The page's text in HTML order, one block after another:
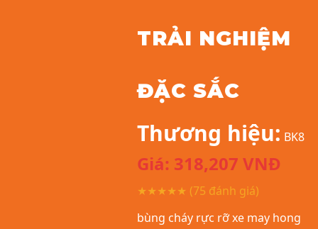
TRẢI NGHIỆM
ĐẶC SẮC
Thương hiệu: BK8
Giá: 318,207 VNĐ
★★★★★ (75 đánh giá)
bùng cháy rực rỡ xe may hong